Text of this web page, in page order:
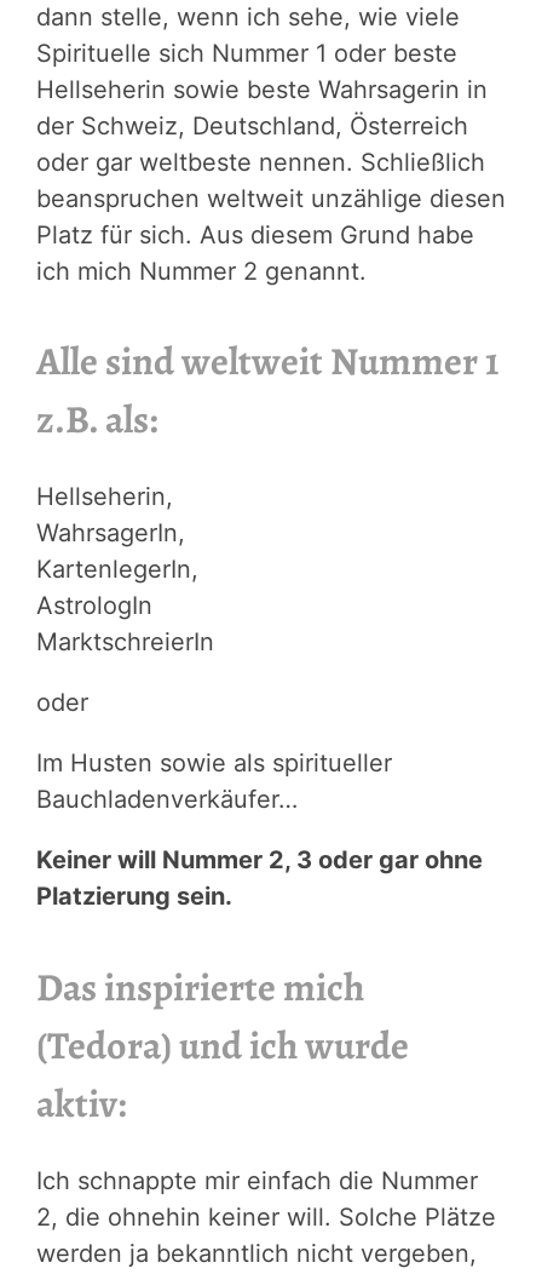
dann stelle, wenn ich sehe, wie viele
Spirituelle sich Nummer 1 oder beste
Hellseherin sowie beste Wahrsagerin in
der Schweiz, Deutschland, Österreich
oder gar weltbeste nennen. Schließlich
beanspruchen weltweit unzählige diesen
Platz für sich. Aus diesem Grund habe
ich mich Nummer 2 genannt.
Alle sind weltweit Nummer 1
z.B. als:
Hellseherin,
WahrsagerIn,
KartenlegerIn,
AstrologIn
MarktschreierIn
oder
Im Husten sowie als spiritueller
Bauchladenverkäufer…
Keiner will Nummer 2, 3 oder gar ohne
Platzierung sein.
Das inspirierte mich
(Tedora) und ich wurde
aktiv:
Ich schnappte mir einfach die Nummer
2, die ohnehin keiner will. Solche Plätze
werden ja bekanntlich nicht vergeben,